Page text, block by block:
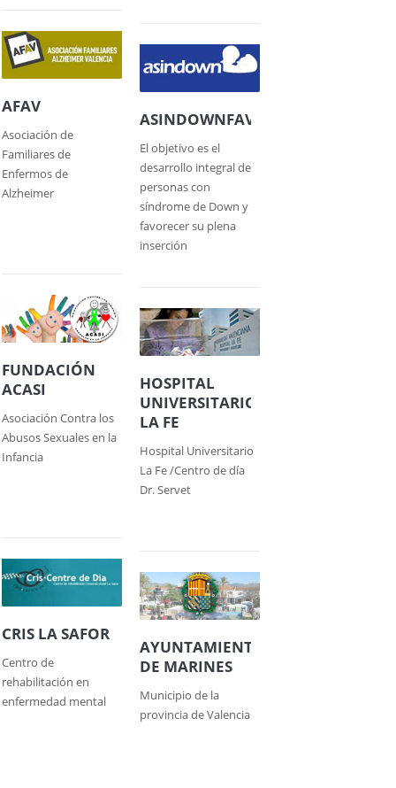
AFAV
Asociación de
Familiares de
Enfermos de
Alzheimer
ASINDOWNFAV
El objetivo es el
desarrollo integral de
personas con
síndrome de Down y
favorecer su plena
inserción
FUNDACIÓN
ACASI
Asociación Contra los
Abusos Sexuales en la
Infancia
HOSPITAL
UNIVERSITARIO
LA FE
Hospital Universitario
La Fe /Centro de día
Dr. Servet
CRIS LA SAFOR
Centro de
rehabilitación en
enfermedad mental
AYUNTAMIENTO
DE MARINES
Municipio de la
provincia de Valencia